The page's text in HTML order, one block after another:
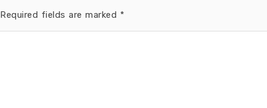
Required fields are marked *